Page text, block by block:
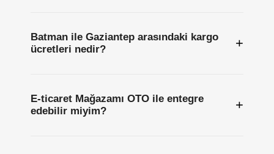
Batman ile Gaziantep arasındaki kargo
ücretleri nedir?
+
E-ticaret Mağazamı OTO ile entegre
edebilir miyim?
+